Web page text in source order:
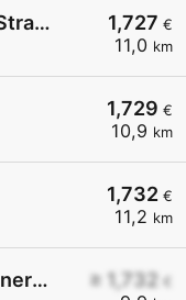
1,727 €
11,0 km
SOCAR Klagenfurt-St.Veiter-Straße
1,729 €
10,9 km
1,732 €
11,2 km
≥ 1,732 €
AVANTI - Klagenfurt Feldkirchnerstraße 275